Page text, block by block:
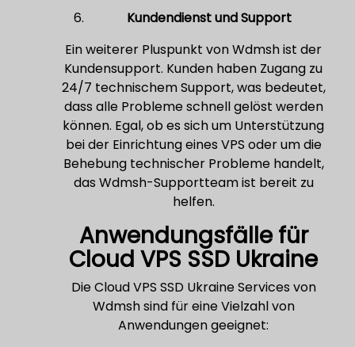
Kundendienst und Support
Ein weiterer Pluspunkt von Wdmsh ist der
Kundensupport. Kunden haben Zugang zu
24/7 technischem Support, was bedeutet,
dass alle Probleme schnell gelöst werden
können. Egal, ob es sich um Unterstützung
bei der Einrichtung eines VPS oder um die
Behebung technischer Probleme handelt,
das Wdmsh-Supportteam ist bereit zu
helfen.
Anwendungsfälle für
Cloud VPS SSD Ukraine
Die Cloud VPS SSD Ukraine Services von
Wdmsh sind für eine Vielzahl von
Anwendungen geeignet: